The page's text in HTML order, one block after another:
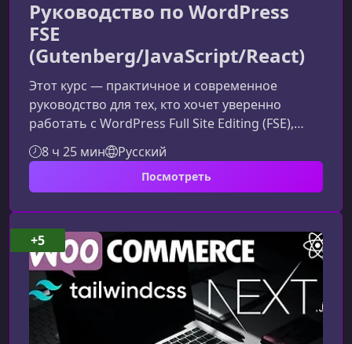
Руководство по WordPress
FSE
(Gutenberg/JavaScript/React)
Этот курс — практичное и современное
руководство для тех, кто хочет уверенно
работать с WordPress Full Site Editing (FSE),
создавать собственные блоки в Gutenberg и
разрабатывать динамичные интерфейсы с
использованием JavaScript и React. Вы
FSE и научитесь применять её возможности в
реальных проектах.Что вы изучите в ходе
курсаПрограмма ориентирована на
разработчиков, желающих работать с
передовыми инстр
8 ч 25 мин Русский
Посмотреть
+5